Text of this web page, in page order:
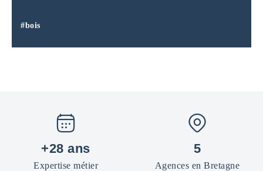
#bois
+28 ans
Expertise métier
5
Agences en Bretagne